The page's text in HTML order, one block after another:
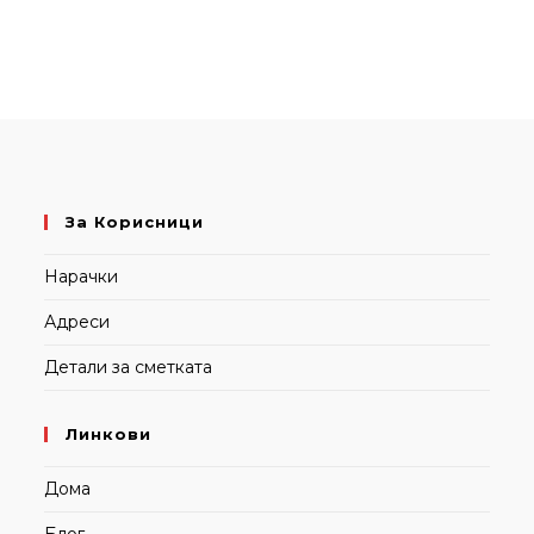
За Корисници
Нарачки
Адреси
Детали за сметката
Линкови
Дома